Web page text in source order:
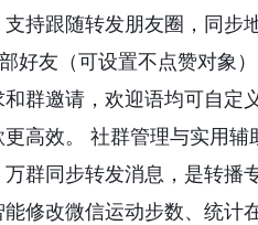
持跟随转发朋友圈，同步
好友（可设置不点赞对象
群邀请，欢迎语均可自定
高效。 社群管理与实用辅
群同步转发消息，是转播
修改微信运动步数、统计